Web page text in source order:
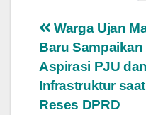
Navigasi
pos
Warga Ujan
Baru Sampaikan
Aspirasi PJU dan
Infrastruktur saat
Reses DPRD